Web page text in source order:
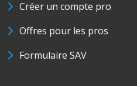
Créer un compte pro
Offres pour les pros
Formulaire SAV